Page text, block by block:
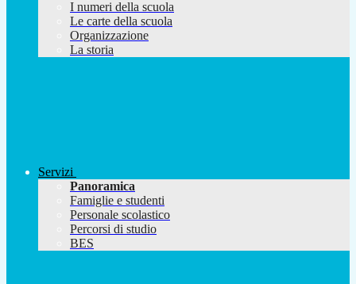
I numeri della scuola
Le carte della scuola
Organizzazione
La storia
Servizi
Panoramica
Famiglie e studenti
Personale scolastico
Percorsi di studio
BES